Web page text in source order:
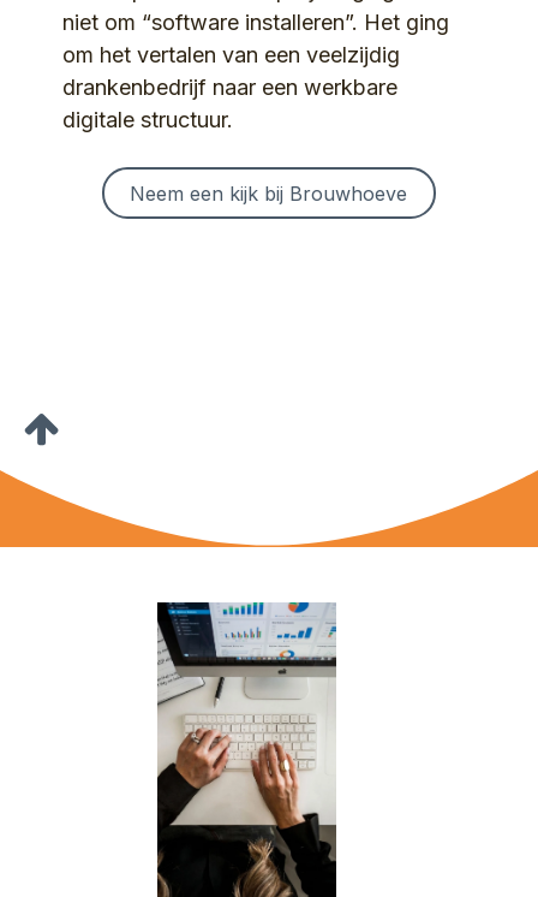
niet om “software installeren”. Het ging
om het vertalen van een veelzijdig
drankenbedrijf naar een werkbare
digitale structuur.
Neem een kijk bij Brouwhoeve